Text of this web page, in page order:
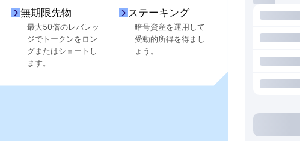
無期限先物
最大50倍のレバレッ
ジでトークンをロン
グまたはショートし
ます。
ステーキング
暗号資産を運用して
受動的所得を得まし
ょう。